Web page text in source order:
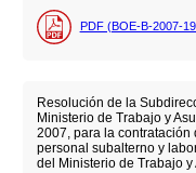
PDF (BOE-B-2007-
Resolución de la
Ministerio de Trabajo y
2007, para la contratación
personal subalterno y
del Ministerio de Trabajo